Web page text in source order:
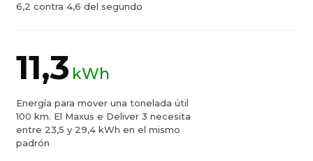
6,2 contra 4,6 del segundo
11,3 kWh
Energía para mover una tonelada útil
100 km. El Maxus e Deliver 3 necesita
entre 23,5 y 29,4 kWh en el mismo
padrón